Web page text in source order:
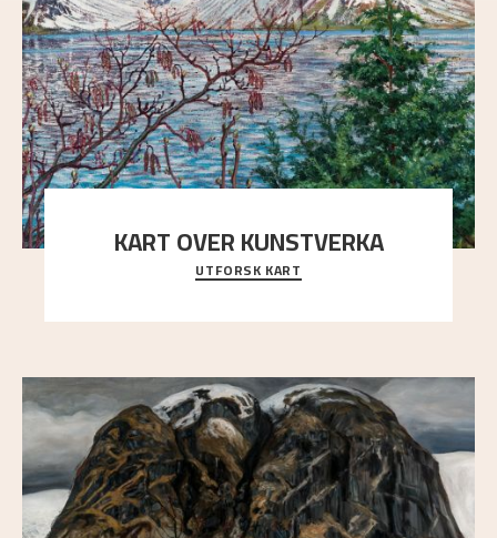
KART OVER KUNSTVERKA
Utforsk stedene og utsiktene i Astrups malerier
UTFORSK KART